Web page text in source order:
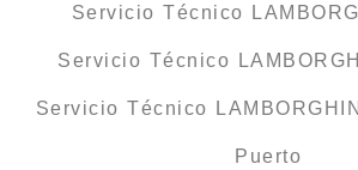
Servicio Técnico
Servicio Técnico
Servicio Técnico
Puerto